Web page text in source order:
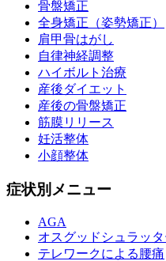
骨盤矯正
全身矯正（姿勢矯正）
肩甲骨はがし
自律神経調整
ハイボルト治療
産後ダイエット
産後の骨盤矯正
筋膜リリース
妊活整体
小顔整体
症状別メニュー
AGA
オスグッドシュラッ
テレワークによる腰痛